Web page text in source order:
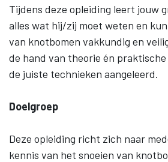
Tijdens deze opleiding leert jouw
alles wat hij/zij moet weten en
van knotbomen vakkundig en
de hand van theorie én
de juiste technieken aangeleerd.
Doelgroep
Deze opleiding richt zich naar
kennis van het snoeien van